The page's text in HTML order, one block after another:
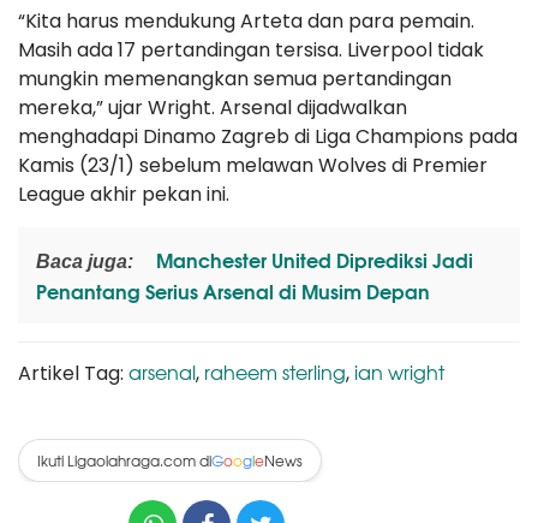
“Kita harus mendukung Arteta dan para pemain.
Masih ada 17 pertandingan tersisa. Liverpool tidak
mungkin memenangkan semua pertandingan
mereka,” ujar Wright. Arsenal dijadwalkan
menghadapi Dinamo Zagreb di Liga Champions pada
Kamis (23/1) sebelum melawan Wolves di Premier
League akhir pekan ini.
Baca juga:
Manchester United Diprediksi Jadi
Penantang Serius Arsenal di Musim Depan
Artikel Tag: arsenal, raheem sterling, ian wright
Ikuti Ligaolahraga.com diGoogleNews